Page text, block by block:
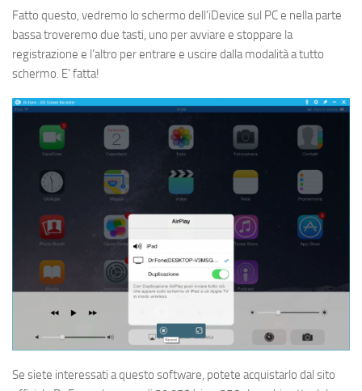
Fatto questo, vedremo lo schermo dell’iDevice sul PC e nella parte
bassa troveremo due tasti, uno per avviare e stoppare la
registrazione e l’altro per entrare e uscire dalla modalità a tutto
schermo. E’ fatta!
Se siete interessati a questo software, potete acquistarlo dal sito